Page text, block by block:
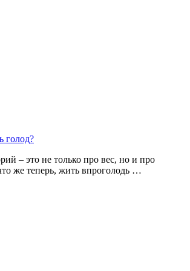
голод?
– это не только про вес, но и про
же теперь, жить впроголодь …